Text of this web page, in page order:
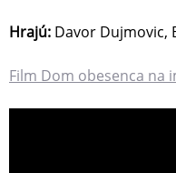
Hrajú: Davor Dujmovic,
Film Dom obesenca na